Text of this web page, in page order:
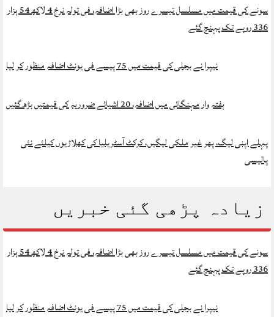
سونے کی قیمت میں مسلسل تیسرے روز بھی بڑا اضافہ، فی تولہ نرخ 4 لاکھ 54 ہزار
336 روپے تک پہنچ گئے
نیپرا نے بجلی کی قیمت میں 75 پیسے فی یونٹ اضافہ منظور کر لیا
ہفتہ وار مہنگائی میں اضافہ، 20 اشیائے ضروریہ کی قیمتیں بڑھ گئیں
پہلے اپنی لیگ، پھر غیر ملکی لیگیں، کرکٹ آسٹریلیا کی کھلاڑیوں کیلئے نئی
پالیسی
زیادہ پڑھی گئی خبریں
سونے کی قیمت میں مسلسل تیسرے روز بھی بڑا اضافہ، فی تولہ نرخ 4 لاکھ 54 ہزار
336 روپے تک پہنچ گئے
نیپرا نے بجلی کی قیمت میں 75 پیسے فی یونٹ اضافہ منظور کر لیا